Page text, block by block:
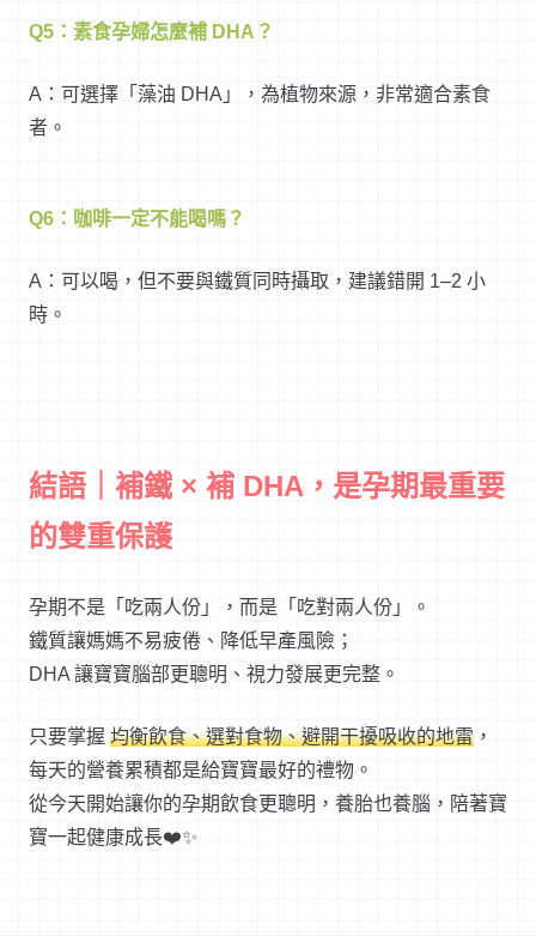
Q5：素食孕婦怎麼補 DHA？
A：可選擇「藻油 DHA」，為植物來源，非常適合素食
者。
Q6：咖啡一定不能喝嗎？
A：可以喝，但不要與鐵質同時攝取，建議錯開 1–2 小
時。
結語｜補鐵 × 補 DHA，是孕期最重要
的雙重保護
孕期不是「吃兩人份」，而是「吃對兩人份」。
鐵質讓媽媽不易疲倦、降低早產風險；
DHA 讓寶寶腦部更聰明、視力發展更完整。
只要掌握 均衡飲食、選對食物、避開干擾吸收的地雷 ，
每天的營養累積都是給寶寶最好的禮物。
從今天開始讓你的孕期飲食更聰明，養胎也養腦，陪著寶
寶一起健康成長❤️✨